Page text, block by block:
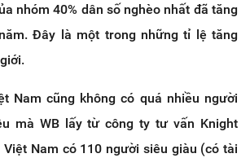
nhóm 40% dân số nghèo nhất đã tăng
Đây là một trong những tỉ lệ tăng
Nam cũng không có quá nhiều người
mà WB lấy từ công ty tư vấn Knight
Việt Nam có 110 người siêu giàu (có tài